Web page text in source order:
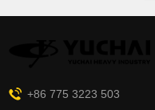
+86 775 3223 503